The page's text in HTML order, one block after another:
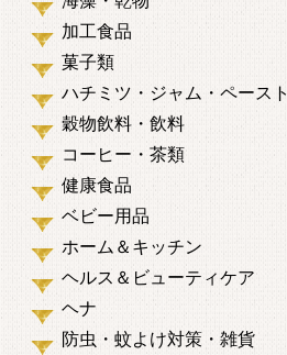
加工食品
菓子類
ハチミツ・ジャム・ペースト
穀物飲料・飲料
コーヒー・茶類
健康食品
ベビー用品
ホーム＆キッチン
ヘルス＆ビューティケア
ヘナ
防虫・蚊よけ対策・雑貨